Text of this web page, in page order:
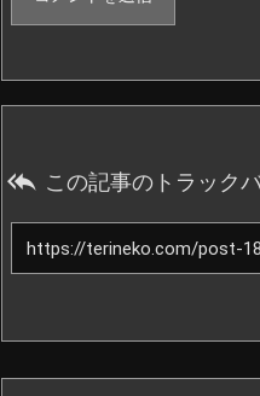
 この記事のトラック